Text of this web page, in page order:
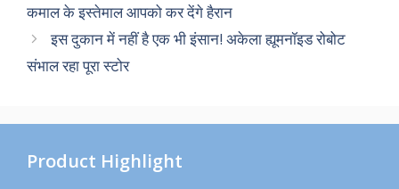
कमाल के इस्तेमाल आपको कर देंगे हैरान
इस दुकान में नहीं है एक भी इंसान! अकेला ह्यूमनॉइड रोबोट
संभाल रहा पूरा स्टोर
Product Highlight